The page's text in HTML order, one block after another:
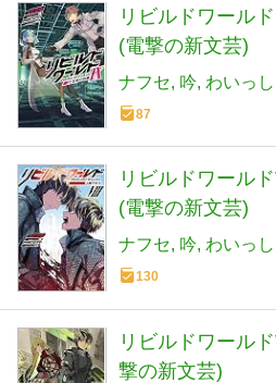
リビルドワール
(電撃の新文芸)
ナフセ 吟 わいっ
87
リビルドワール
(電撃の新文芸)
ナフセ 吟 わいっ
130
リビルドワール
撃の新文芸)